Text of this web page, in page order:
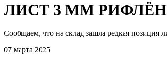
ЛИСТ 3 ММ
Сообщаем, что на склад зашла редкая позиция
07 марта 2025